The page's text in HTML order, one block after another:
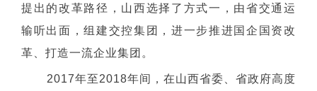
提出的改革路径，山西选择了方式一，由省交通运
输听出面，组建交控集团，进一步推进国企国资改
革、打造一流企业集团。
2017年至2018年间，在山西省委、省政府高度